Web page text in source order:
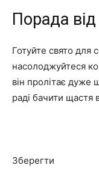
Порада
Готуйте свято для
насолоджуйтеся
він пролітає дуже
раді бачити щастя
Зберегти